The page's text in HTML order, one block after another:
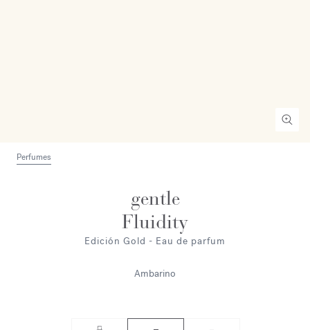
Perfumes
gentle
Fluidity
Edición Gold - Eau de parfum
Ambarino